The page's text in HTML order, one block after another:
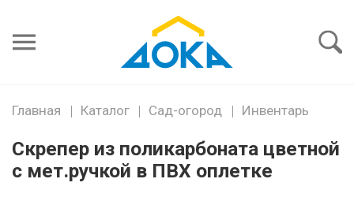
пароль
Главная Каталог Сад-огород Инвентарь
Скрепер из поликарбоната цветной
с мет.ручкой в ПВХ оплетке